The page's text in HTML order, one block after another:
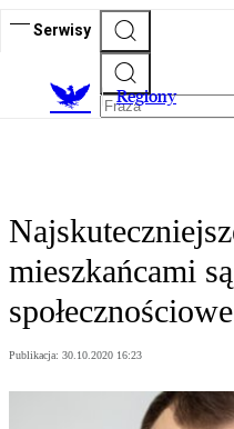
Serwisy
Regiony
mieszkańcami
społecznościowe
Publikacja: 30.10.2020 16:23